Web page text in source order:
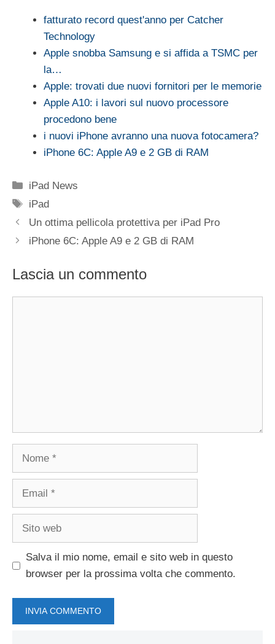
fatturato record quest'anno per Catcher
Technology
Apple snobba Samsung e si affida a TSMC per
la…
Apple: trovati due nuovi fornitori per le memorie
Apple A10: i lavori sul nuovo processore
procedono bene
i nuovi iPhone avranno una nuova fotocamera?
iPhone 6C: Apple A9 e 2 GB di RAM
Categorie
iPad News
Tag
iPad
Un ottima pellicola protettiva per iPad Pro
iPhone 6C: Apple A9 e 2 GB di RAM
Lascia un commento
Nome
Email
Sito
Salva il mio nome, email e sito web in questo
browser per la prossima volta che commento.